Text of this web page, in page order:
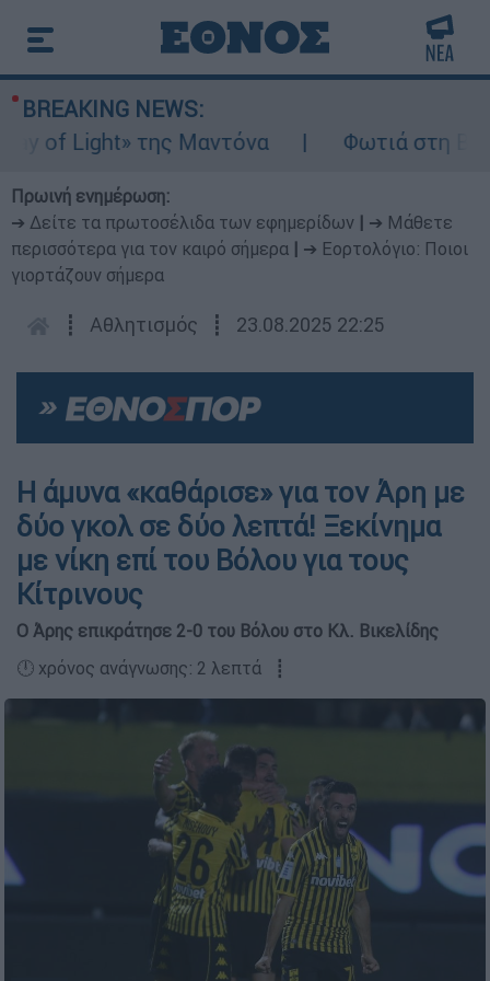
BREAKING NEWS:
of Light» της Μαντόνα
Φωτιά στη
Πρωινή ενημέρωση:
➔ Δείτε τα πρωτοσέλιδα των εφημερίδων
➔ Μάθετε
περισσότερα για τον καιρό σήμερα
➔ Εορτολόγιο: Ποιοι
γιορτάζουν σήμερα
┋ Αθλητισμός ┋ 23.08.2025 22:25
Η άμυνα «καθάρισε» για τον Άρη με
δύο γκολ σε δύο λεπτά! Ξεκίνημα
με νίκη επί του Βόλου για τους
Κίτρινους
Ο Άρης επικράτησε 2-0 του Βόλου στο Κλ. Βικελίδης
🕛 χρόνος ανάγνωσης: 2 λεπτά ┋